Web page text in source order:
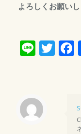
よろしくお願いし
Line